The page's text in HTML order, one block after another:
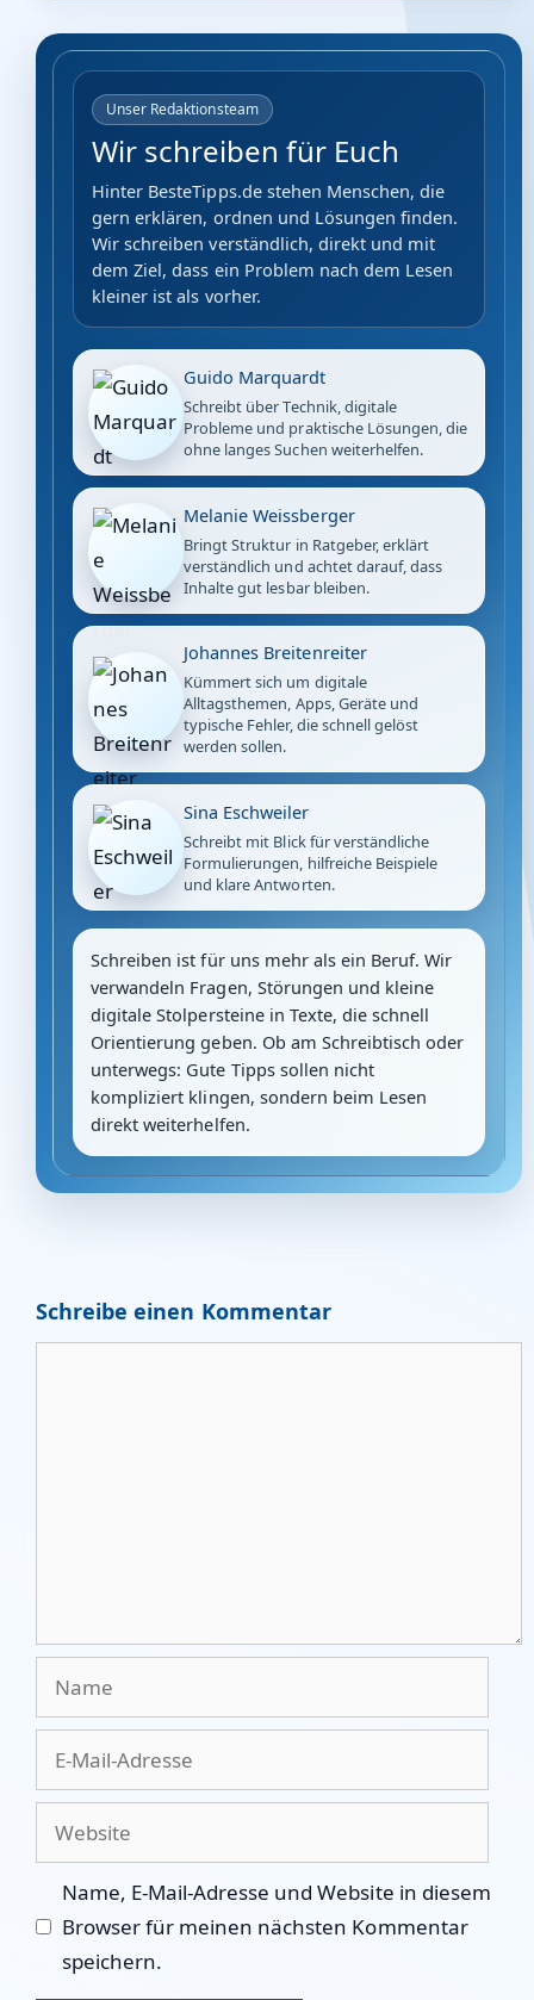
Unser Redaktionsteam
Wir schreiben für Euch
Hinter BesteTipps.de stehen Menschen, die
gern erklären, ordnen und Lösungen finden.
Wir schreiben verständlich, direkt und mit
dem Ziel, dass ein Problem nach dem Lesen
kleiner ist als vorher.
Guido Marquardt
Schreibt über Technik, digitale
Probleme und praktische Lösungen, die
ohne langes Suchen weiterhelfen.
Melanie Weissberger
Bringt Struktur in Ratgeber, erklärt
verständlich und achtet darauf, dass
Inhalte gut lesbar bleiben.
Johannes Breitenreiter
Kümmert sich um digitale
Alltagsthemen, Apps, Geräte und
typische Fehler, die schnell gelöst
werden sollen.
Sina Eschweiler
Schreibt mit Blick für verständliche
Formulierungen, hilfreiche Beispiele
und klare Antworten.
Schreiben ist für uns mehr als ein Beruf. Wir
verwandeln Fragen, Störungen und kleine
digitale Stolpersteine in Texte, die schnell
Orientierung geben. Ob am Schreibtisch oder
unterwegs: Gute Tipps sollen nicht
kompliziert klingen, sondern beim Lesen
direkt weiterhelfen.
Schreibe einen Kommentar
Name, E-Mail-Adresse und Website in diesem
Browser für meinen nächsten Kommentar
speichern.